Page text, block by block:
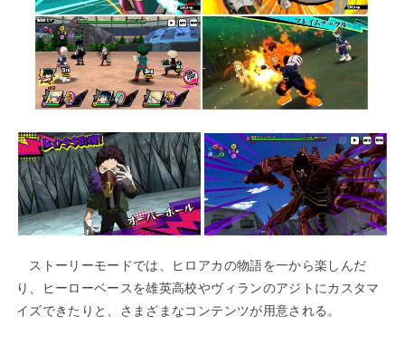
ストーリーモードでは、ヒロアカの物語を一から楽しんだ
り、ヒーローベースを雄英高校やヴィランのアジトにカスタマ
イズできたりと、さまざまなコンテンツが用意される。